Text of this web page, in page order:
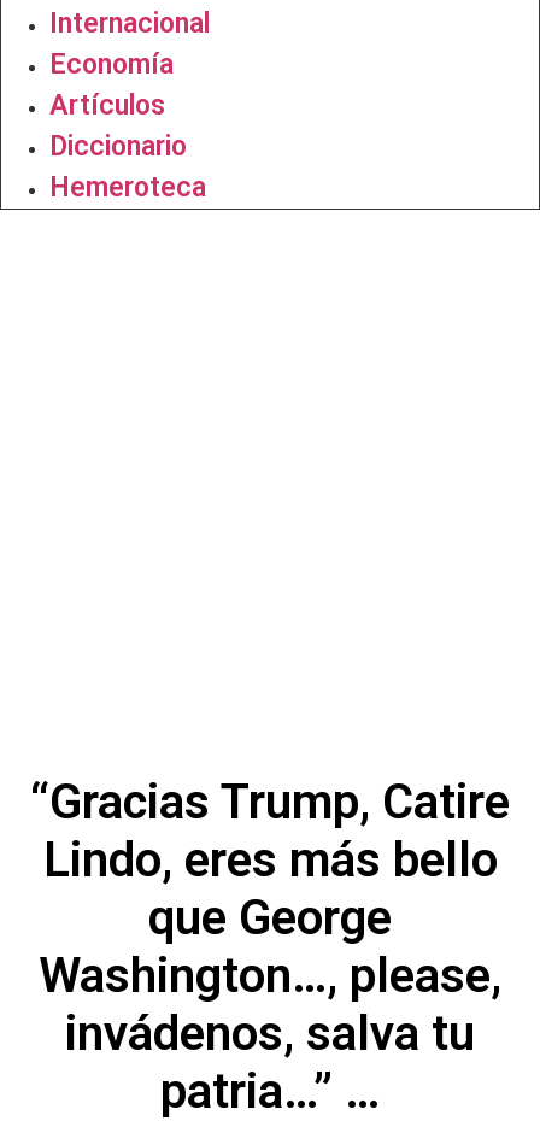
Internacional
Economía
Artículos
Diccionario
Hemeroteca
“Gracias Trump, Catire
Lindo, eres más bello
que George
Washington…, please,
invádenos, salva tu
patria…” …